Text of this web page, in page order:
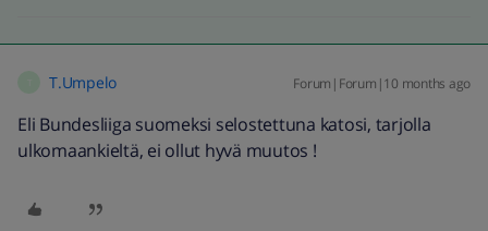
T.Umpelo Forum|Forum|10 months ago
Eli Bundesliiga suomeksi selostettuna katosi, tarjolla
ulkomaankieltä, ei ollut hyvä muutos !